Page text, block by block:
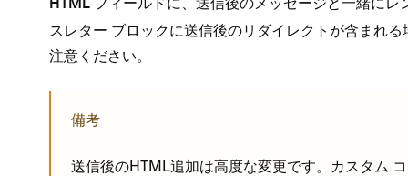
HTML
スレタ⁠ー ブロ⁠ックに送信後のリダイレクトが含まれ
注意ください⁠。
備考
送信後のHTML追加は高度な変更です⁠。カスタム